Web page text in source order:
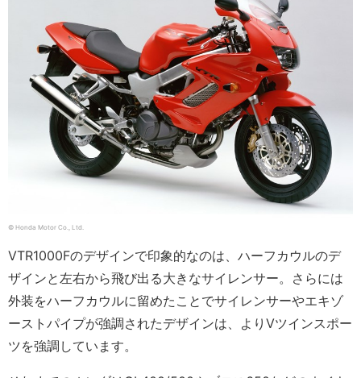
© Honda Motor Co., Ltd.
VTR1000Fのデザインで印象的なのは、ハーフカウルのデ
ザインと左右から飛び出る大きなサイレンサー。さらには
外装をハーフカウルに留めたことでサイレンサーやエキゾ
ーストパイプが強調されたデザインは、よりVツインスポー
ツを強調しています。